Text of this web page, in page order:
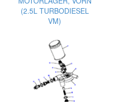
(2.5L TURBODIESEL
VM)